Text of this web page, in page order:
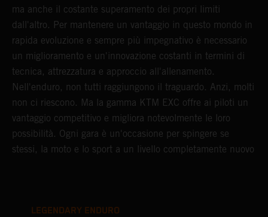
ma anche il costante superamento dei propri limiti
dall'altro. Per mantenere un vantaggio in questo mondo in
rapida evoluzione e sempre più impegnativo è necessario
un miglioramento e un'innovazione costanti in termini di
tecnica, attrezzatura e approccio all'allenamento.
Nell'enduro, non tutti raggiungono il traguardo. Anzi, molti
non ci riescono. Ma la gamma KTM EXC offre ai piloti un
vantaggio competitivo e migliora notevolmente le loro
possibilità. Ogni gara è un'occasione per spingere se
stessi, la moto e lo sport a un livello completamente nuovo
LEGENDARY ENDURO